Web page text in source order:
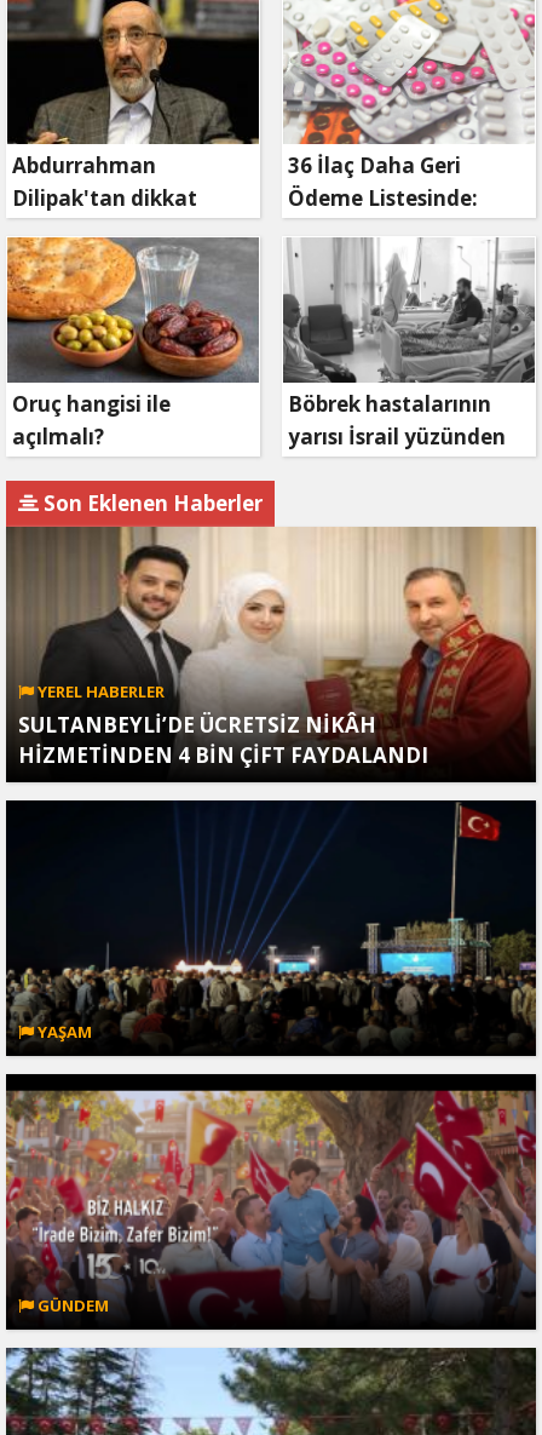
Abdurrahman
Dilipak'tan dikkat
çeken çıkış
36 İlaç Daha Geri
Ödeme Listesinde:
Bakan Işıkhan Duyurdu
Oruç hangisi ile
açılmalı?
Böbrek hastalarının
yarısı İsrail yüzünden
Son Eklenen Haberler
YEREL HABERLER
SULTANBEYLİ’DE ÜCRETSİZ NİKÂH
HİZMETİNDEN 4 BİN ÇİFT FAYDALANDI
YAŞAM
GÜNDEM